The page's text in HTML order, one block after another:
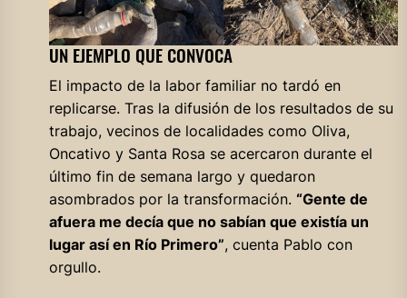
UN EJEMPLO QUE CONVOCA
El impacto de la labor familiar no tardó en
replicarse. Tras la difusión de los resultados de su
trabajo, vecinos de localidades como Oliva,
Oncativo y Santa Rosa se acercaron durante el
último fin de semana largo y quedaron
asombrados por la transformación. “Gente de
afuera me decía que no sabían que existía un
lugar así en Río Primero”, cuenta Pablo con
orgullo.